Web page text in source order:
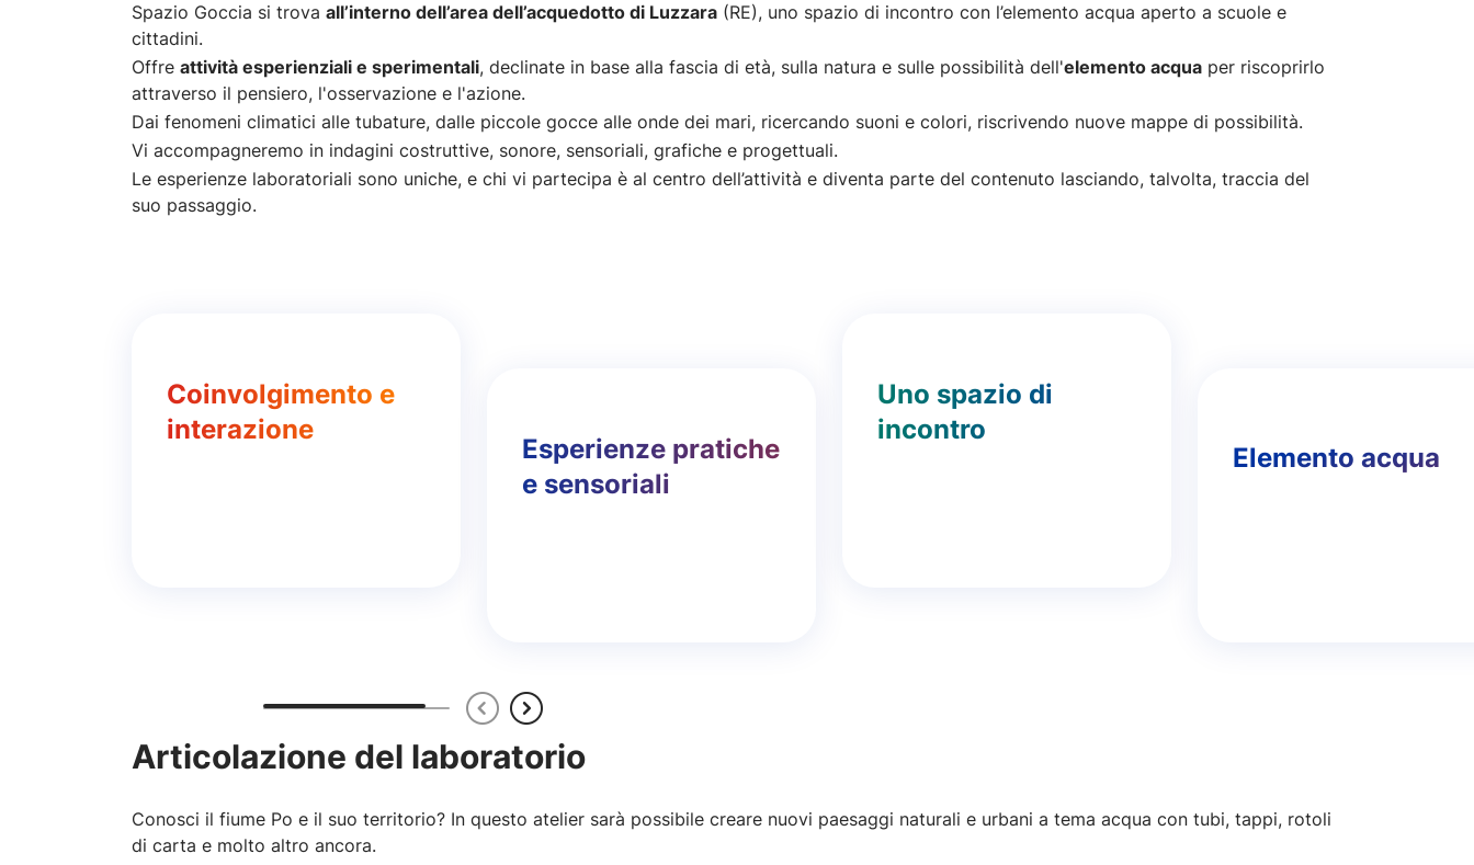
Spazio Goccia si trova all’interno dell’area dell’acquedotto di Luzzara (RE), uno spazio di incontro con l’elemento acqua aperto a scuole e
cittadini.
Offre attività esperienziali e sperimentali, declinate in base alla fascia di età, sulla natura e sulle possibilità dell'elemento acqua per riscoprirlo
attraverso il pensiero, l'osservazione e l'azione.
Dai fenomeni climatici alle tubature, dalle piccole gocce alle onde dei mari, ricercando suoni e colori, riscrivendo nuove mappe di possibilità.
Vi accompagneremo in indagini costruttive, sonore, sensoriali, grafiche e progettuali.
Le esperienze laboratoriali sono uniche, e chi vi partecipa è al centro dell’attività e diventa parte del contenuto lasciando, talvolta, traccia del
suo passaggio.
Coinvolgimento e
interazione
Esperienze pratiche
e sensoriali
Uno spazio di
incontro
Elemento acqua
Articolazione del laboratorio
Conosci il fiume Po e il suo territorio? In questo atelier sarà possibile creare nuovi paesaggi naturali e urbani a tema acqua con tubi, tappi, rotoli
di carta e molto altro ancora.